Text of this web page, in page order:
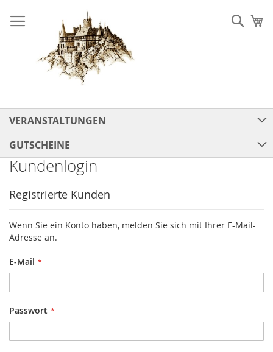
zum
Inhalt
VERANSTALTUNGEN
GUTSCHEINE
Kundenlogin
Registrierte Kunden
Wenn Sie ein Konto haben, melden Sie sich mit Ihrer E-Mail-
Adresse an.
E-Mail
Passwort